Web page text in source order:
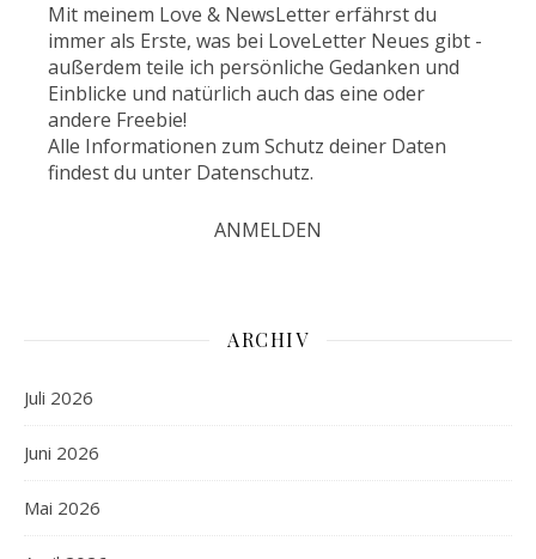
Mit meinem Love & NewsLetter erfährst du
immer als Erste, was bei LoveLetter Neues gibt -
außerdem teile ich persönliche Gedanken und
Einblicke und natürlich auch das eine oder
andere Freebie!
Alle Informationen zum Schutz deiner Daten
findest du unter Datenschutz.
ARCHIV
Juli 2026
Juni 2026
Mai 2026